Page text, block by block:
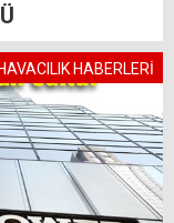
HAVACILIK HABERLERİ